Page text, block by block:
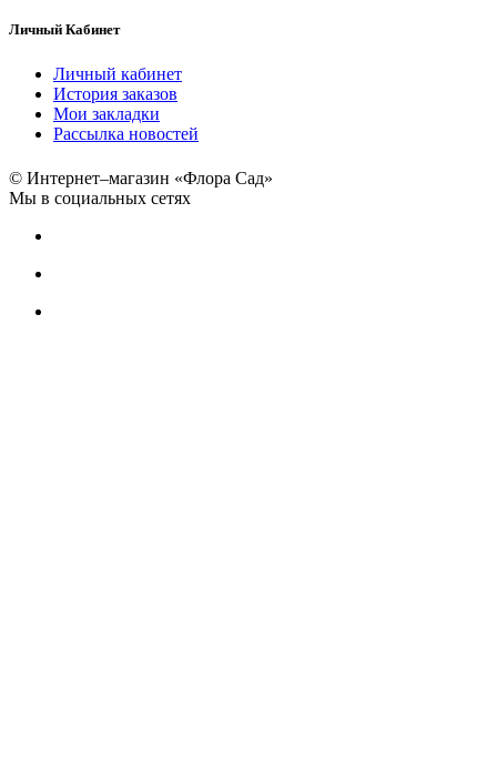
Личный Кабинет
Личный кабинет
История заказов
Мои закладки
Рассылка новостей
© Интернет–магазин «Флора Сад»
Мы в социальных сетях